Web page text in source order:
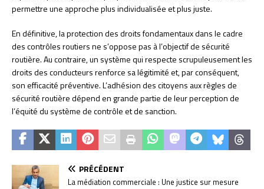
permettre une approche plus individualisée et plus juste.
En définitive, la protection des droits fondamentaux dans le cadre
des contrôles routiers ne s’oppose pas à l’objectif de sécurité
routière. Au contraire, un système qui respecte scrupuleusement les
droits des conducteurs renforce sa légitimité et, par conséquent,
son efficacité préventive. L’adhésion des citoyens aux règles de
sécurité routière dépend en grande partie de leur perception de
l’équité du système de contrôle et de sanction.
PRÉCÉDENT
La médiation commerciale : Une justice sur mesure